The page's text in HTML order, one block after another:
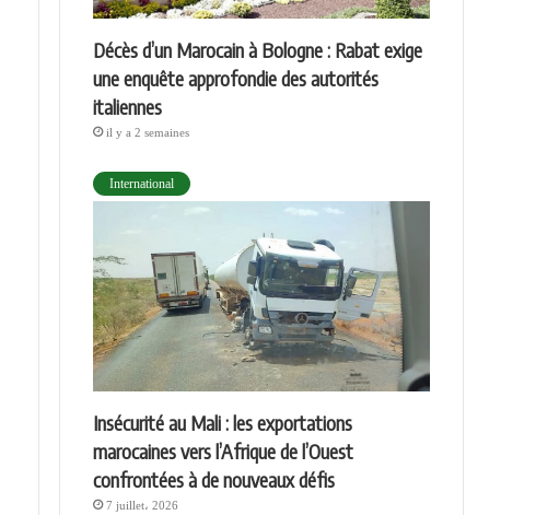
Décès d’un Marocain à Bologne : Rabat exige
une enquête approfondie des autorités
italiennes
il y a 2 semaines
International
Insécurité au Mali : les exportations
marocaines vers l’Afrique de l’Ouest
confrontées à de nouveaux défis
7 juillet، 2026